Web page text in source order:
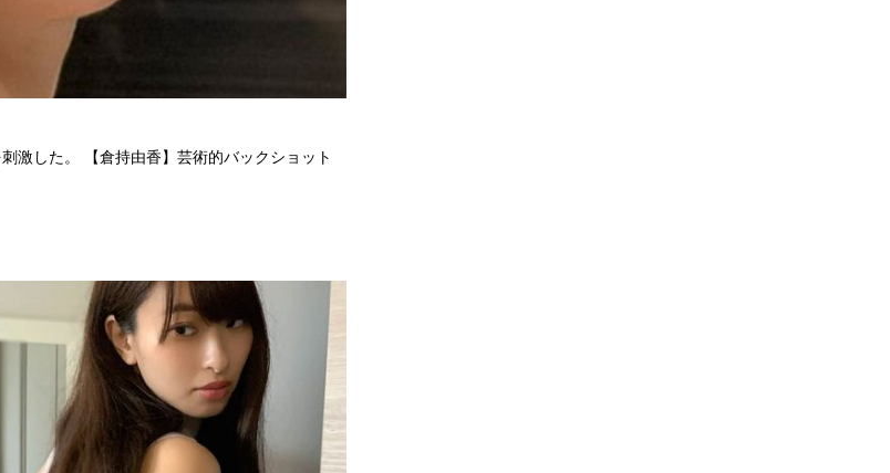
した。 【倉持由香】芸術的バックショット